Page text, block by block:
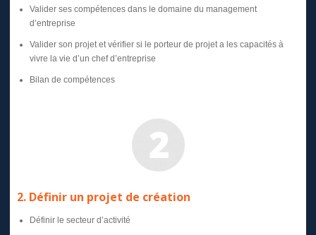
Valider ses compétences dans le domaine du management
d’entreprise
Valider son projet et vérifier si le porteur de projet a les capacités à
vivre la vie d’un chef d’entreprise
Bilan de compétences
2. Définir un projet de création
Définir le secteur d’activité